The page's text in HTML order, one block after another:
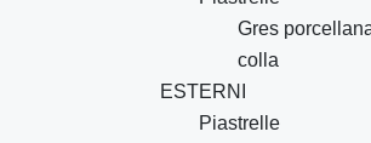
Gres
colla
ESTERNI
Piastrelle